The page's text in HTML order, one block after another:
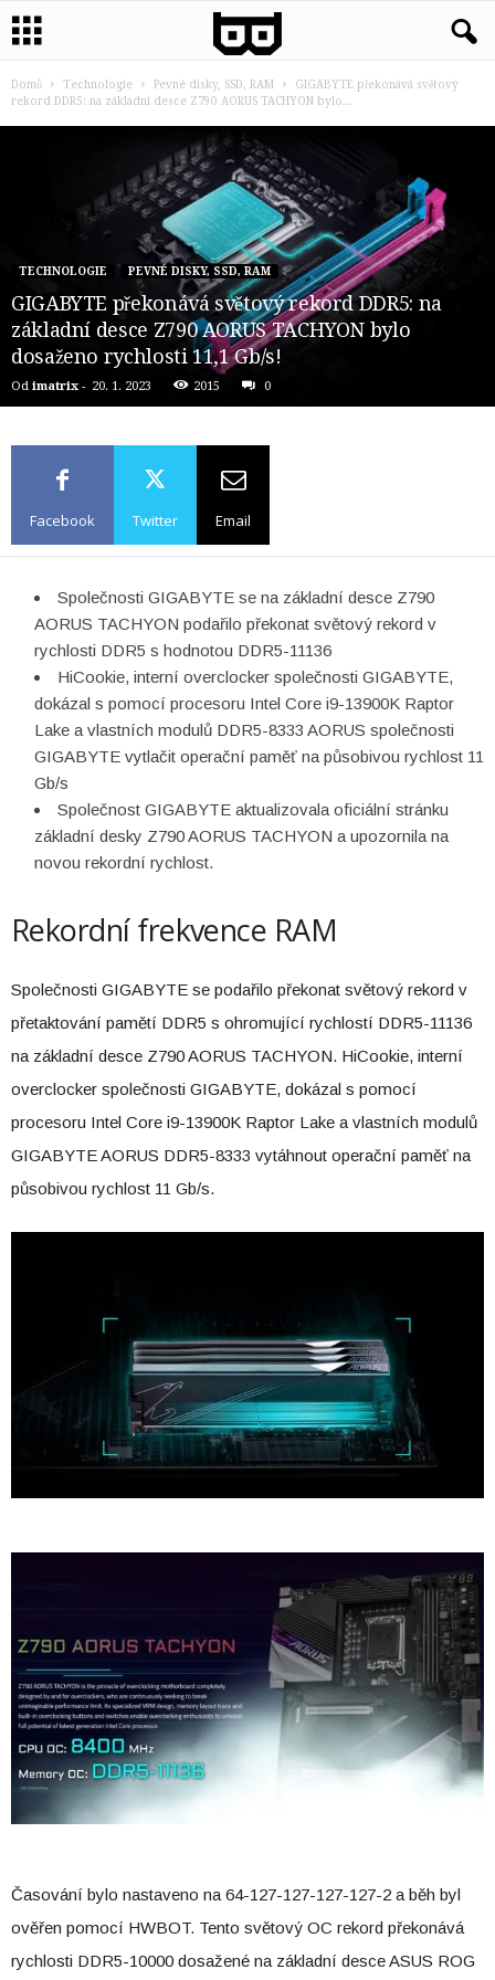
Domů Technologie Pevné disky, SSD, RAM
GIGABYTE překonává světový
rekord DDR5: na základní desce Z790 AORUS TACHYON bylo...
TECHNOLOGIE PEVNÉ DISKY, SSD, RAM
GIGABYTE překonává světový rekord DDR5: na
základní desce Z790 AORUS TACHYON bylo
dosaženo rychlosti 11,1 Gb/s!
Od imatrix - 20. 1. 2023 2015 0
Facebook Twitter Email
Společnosti GIGABYTE se na základní desce Z790
AORUS TACHYON podařilo překonat světový rekord v
rychlosti DDR5 s hodnotou DDR5-11136
HiCookie, interní overclocker společnosti GIGABYTE,
dokázal s pomocí procesoru Intel Core i9-13900K Raptor
Lake a vlastních modulů DDR5-8333 AORUS společnosti
GIGABYTE vytlačit operační paměť na působivou rychlost 11
Gb/s
Společnost GIGABYTE aktualizovala oficiální stránku
základní desky Z790 AORUS TACHYON a upozornila na
novou rekordní rychlost.
Rekordní frekvence RAM
Společnosti GIGABYTE se podařilo překonat světový rekord v
přetaktování pamětí DDR5 s ohromující rychlostí DDR5-11136
na základní desce Z790 AORUS TACHYON. HiCookie, interní
overclocker společnosti GIGABYTE, dokázal s pomocí
procesoru Intel Core i9-13900K Raptor Lake a vlastních modulů
GIGABYTE AORUS DDR5-8333 vytáhnout operační paměť na
působivou rychlost 11 Gb/s.
Časování bylo nastaveno na 64-127-127-127-127-2 a běh byl
ověřen pomocí HWBOT. Tento světový OC rekord překonává
rychlosti DDR5-10000 dosažené na základní desce ASUS ROG